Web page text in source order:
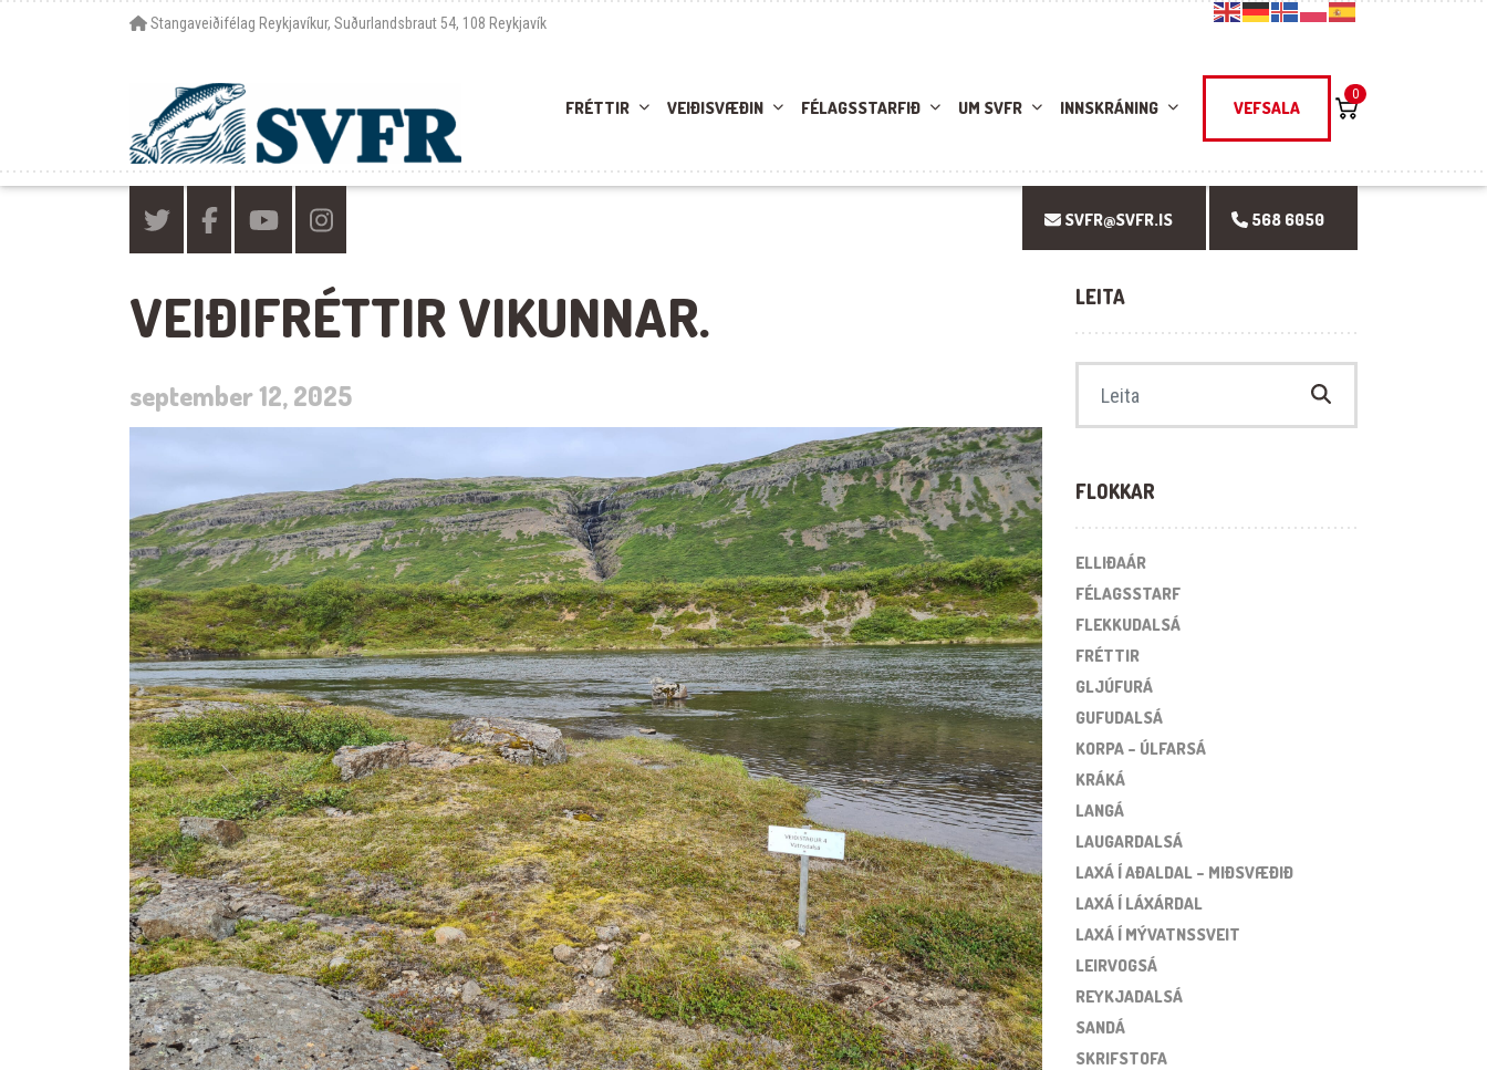
Stangaveiðifélag Reykjavíkur, Suðurlandsbraut 54, 108 Reykjavík
FRÉTTIR VEIÐISVÆÐIN FÉLAGSSTARFIÐ UM SVFR INNSKRÁNING VEFSALA
0
SVFR@SVFR.IS 568 6050
VEIÐIFRÉTTIR VIKUNNAR.
september 12, 2025
LEITA
FLOKKAR
ELLIÐAÁR
FÉLAGSSTARF
FLEKKUDALSÁ
FRÉTTIR
GLJÚFURÁ
GUFUDALSÁ
KORPA – ÚLFARSÁ
KRÁKÁ
LANGÁ
LAUGARDALSÁ
LAXÁ Í AÐALDAL – MIÐSVÆÐIÐ
LAXÁ Í LÁXÁRDAL
LAXÁ Í MÝVATNSSVEIT
LEIRVOGSÁ
REYKJADALSÁ
SANDÁ
SKRIFSTOFA